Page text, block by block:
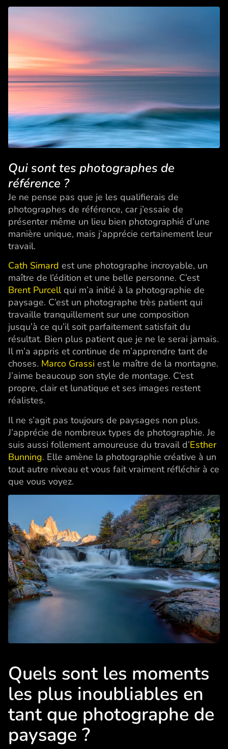
Qui sont tes photographes de
référence ?
Je ne pense pas que je les qualifierais de
photographes de référence, car j’essaie de
présenter même un lieu bien photographié d’une
manière unique, mais j’apprécie certainement leur
travail.
Cath Simard est une photographe incroyable, un
maître de l’édition et une belle personne. C’est
Brent Purcellqui m’a initié à la photographie de
paysage. C’est un photographe très patient qui
travaille tranquillement sur une composition
jusqu’à ce qu’il soit parfaitement satisfait du
résultat. Bien plus patient que je ne le serai jamais.
Il m’a appris et continue de m’apprendre tant de
choses. Marco Grassi est le maître de la montagne.
J’aime beaucoup son style de montage. C’est
propre, clair et lunatique et ses images restent
réalistes.
Il ne s’agit pas toujours de paysages non plus.
J’apprécie de nombreux types de photographie. Je
suis aussi follement amoureuse du travail d’Esther
Bunning. Elle amène la photographie créative à un
tout autre niveau et vous fait vraiment réfléchir à ce
que vous voyez.
Quels sont les moments
les plus inoubliables en
tant que photographe de
paysage ?